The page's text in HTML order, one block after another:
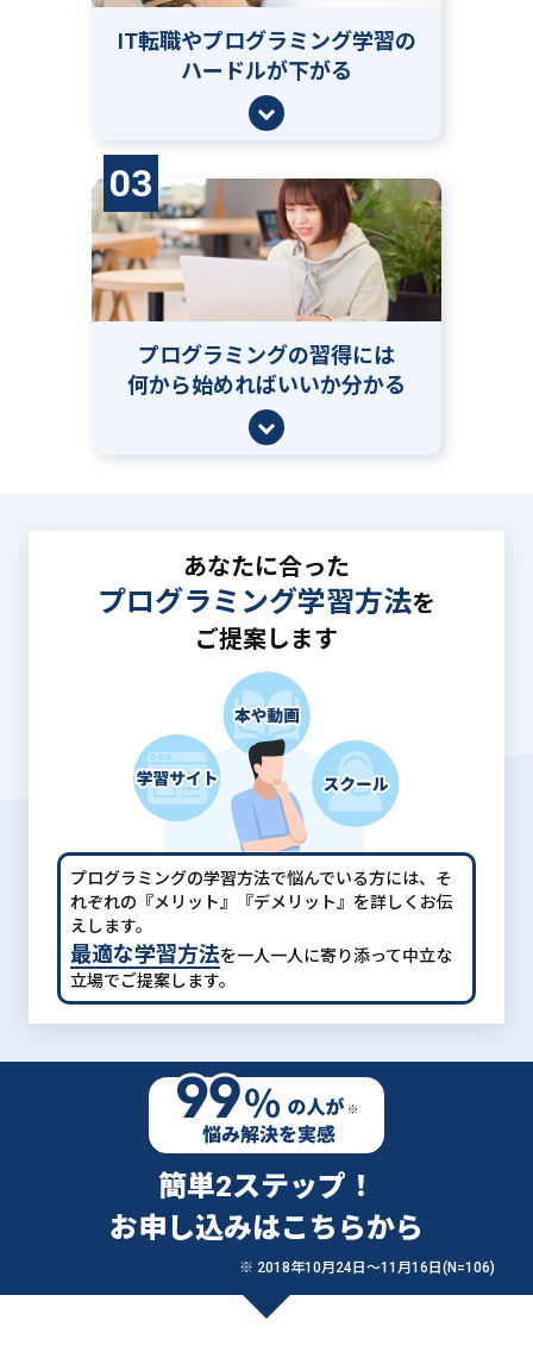
IT転職やプログラミング学習の
ハードルが下がる
03
プログラミングの習得には
何から始めればいいか分かる
あなたに合った
プログラミング学習方法を
ご提案します
プログラミングの学習方法で悩んでいる方には、 そ
れぞれの『メリット』『デメリット』を詳しくお伝
えします。
最適な学習方法を一人一人に寄り添って中立な
立場でご提案します。
簡単2ステップ！
お申し込みはこちらから
※ 2018年10月24日〜11月16日(N=106)